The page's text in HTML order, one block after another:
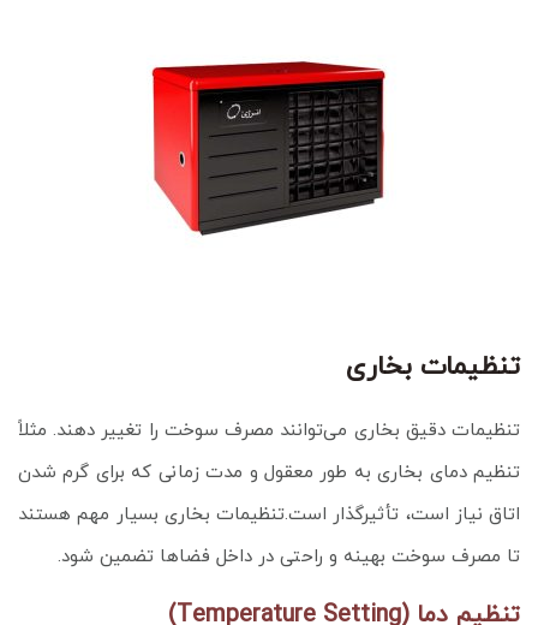
تنظیمات بخاری
تنظیمات دقیق بخاری می‌توانند مصرف سوخت را تغییر دهند. مثلاً
تنظیم دمای بخاری به طور معقول و مدت زمانی که برای گرم شدن
اتاق نیاز است، تأثیرگذار است.تنظیمات بخاری بسیار مهم هستند
تا مصرف سوخت بهینه و راحتی در داخل فضاها تضمین شود.
تنظیم دما (Temperature Setting)